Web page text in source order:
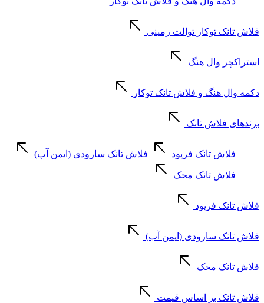
فلاش تانک توکار توالت زمینی
استراکچر وال هنگ
دکمه وال هنگ و فلاش تانک توکار
برندهای فلاش تانک
فلاش تانک فرپود فلاش تانک سارودی (ایمن آب)
فلاش تانک محک
فلاش تانک فرپود
فلاش تانک سارودی (ایمن آب)
فلاش تانک محک
فلاش تانک بر اساس قیمت